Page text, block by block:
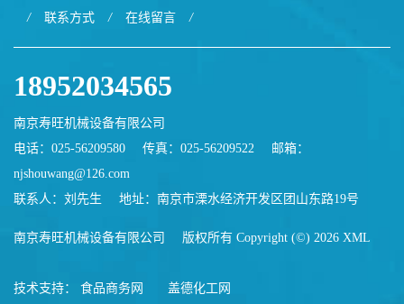
/ 联系方式 / 在线留言 /
18952034565
南京寿旺机械设备有限公司
电话：025-56209580
传真：025-56209522
邮箱：
njshouwang@126.com
联系人：刘先生
地址：南京市溧水经济开发区团山东路19号
南京寿旺机械设备有限公司 版权所有 Copyright (©) 2026 XML
技术支持： 食品商务网 盖德化工网